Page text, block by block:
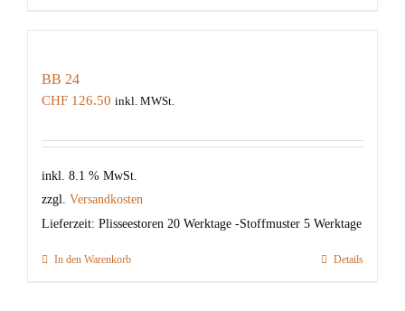
BB 24
CHF 126.50 inkl. MWSt.
inkl. 8.1 % MwSt.
zzgl. Versandkosten
Lieferzeit: Plisseestoren 20 Werktage -Stoffmuster 5 Werktage
In den Warenkorb Details